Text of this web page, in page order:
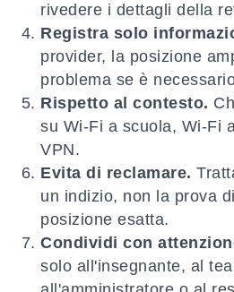
rivedere i dettagli della
Registra solo
provider, la posizione
problema se è
Rispetto al contesto.
su Wi-Fi a scuola, Wi-Fi
VPN.
Evita di reclamare.
un indizio, non la prova
posizione esatta.
Condividi con
solo all'insegnante, al